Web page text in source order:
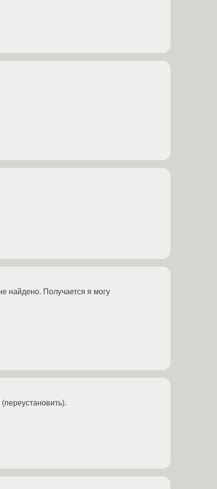
найдено. Получается я могу